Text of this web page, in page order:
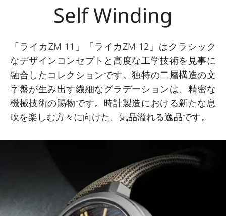
Self Winding
「ライカZM 11」「ライカZM 12」はクラシック
なデザインコンセプトと高度な工学技術を見事に
融合したコレクションです。独特の二層構造の文
字盤が生み出す繊細なグラデーションは、精密な
機械技術の賜物です。時計製造における新たな息
吹を楽しむ方々に向けた、気品溢れる逸品です。